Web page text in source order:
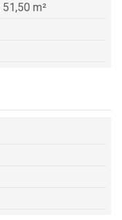
51,50 m²